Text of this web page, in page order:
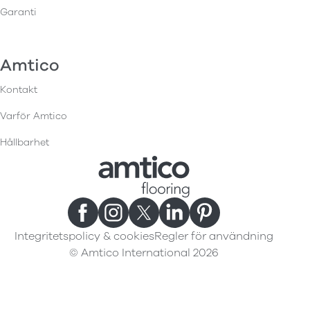
Garanti
Amtico
Kontakt
Varför Amtico
Hållbarhet
Integritetspolicy & cookiesRegler för användning
© Amtico International 2026